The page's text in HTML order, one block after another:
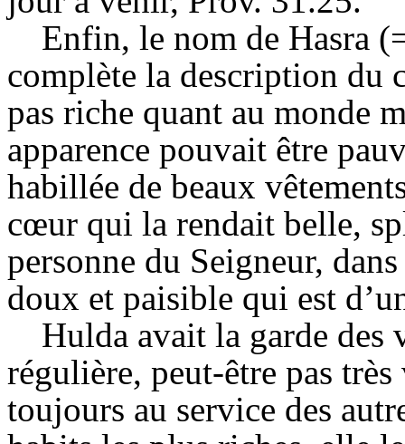
Enfin, le nom de Hasra
complète la description du
pas riche quant au monde
apparence pouvait être
habillée de beaux
cœur qui la rendait belle,
personne du Seigneur,
doux et paisible qui est
Hulda avait la garde des
régulière, peut-être pas
toujours au service des